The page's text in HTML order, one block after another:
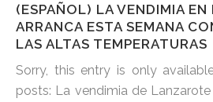
(ESPAÑOL) LA VENDIMIA
ARRANCA ESTA SEMANA
LAS ALTAS TEMPERATURAS
Sorry, this entry is only
posts: La vendimia de